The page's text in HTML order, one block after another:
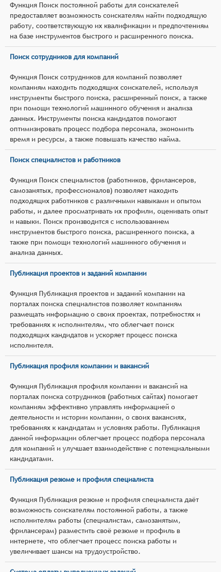
Функция Поиск постоянной работы для соискателей
предоставляет возможность соискателям найти подходящую
работу, соответствующую их квалификации и предпочтениям
на базе инструментов быстрого и расширенного поиска.
Поиск сотрудников для компаний
Функция Поиск сотрудников для компаний позволяет
компаниям находить подходящих соискателей, используя
инструменты быстрого поиска, расширенный поиск, а также
при помощи технологий машинного обучения и анализа
данных. Инструменты поиска кандидатов помогают
оптимизировать процесс подбора персонала, экономить
время и ресурсы, а также повышать качество найма.
Поиск специалистов и работников
Функция Поиск специалистов (работников, фрилансеров,
самозанятых, профессионалов) позволяет находить
подходящих работников с различными навыками и опытом
работы, и далее просматривать их профили, оценивать опыт
и навыки. Поиск производится с использованием
инструментов быстрого поиска, расширенного поиска, а
также при помощи технологий машинного обучения и
анализа данных.
Публикация проектов и заданий компании
Функция Публикация проектов и заданий компании на
порталах поиска специалистов позволяет компаниям
размещать информацию о своих проектах, потребностях и
требованиях к исполнителям, что облегчает поиск
подходящих кандидатов и ускоряет процесс поиска
исполнителя.
Публикация профиля компании и вакансий
Функция Публикация профиля компании и вакансий на
порталах поиска сотрудников (работных сайтах) помогает
компаниям эффективно управлять информацией о
деятельности и истории компании, о своих вакансиях,
требованиях к кандидатам и условиях работы. Публикация
данной информации облегчает процесс подбора персонала
для компаний и улучшает взаимодействие с потенциальными
кандидатами.
Публикация резюме и профиля специалиста
Функция Публикация резюме и профиля специалиста даёт
возможность соискателям постоянной работы, а также
исполнителям работы (специалистам, самозанятым,
фрилансерам) разместить своё резюме и профиль в
интернете, что облегчает процесс поиска работы и
увеличивает шансы на трудоустройство.